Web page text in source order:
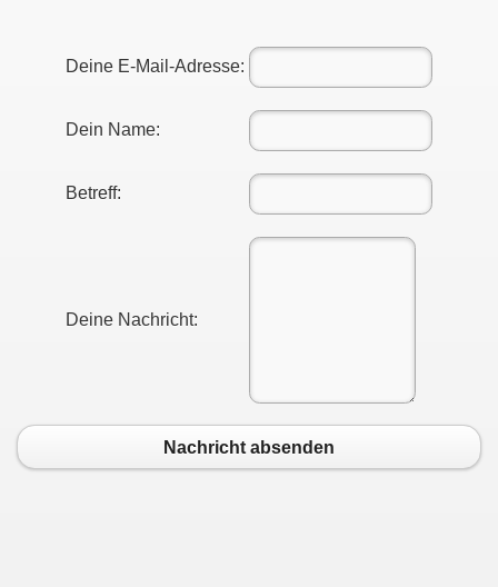
Deine E-Mail-Adresse:
Dein Name:
Betreff:
Deine Nachricht:
Nachricht absenden